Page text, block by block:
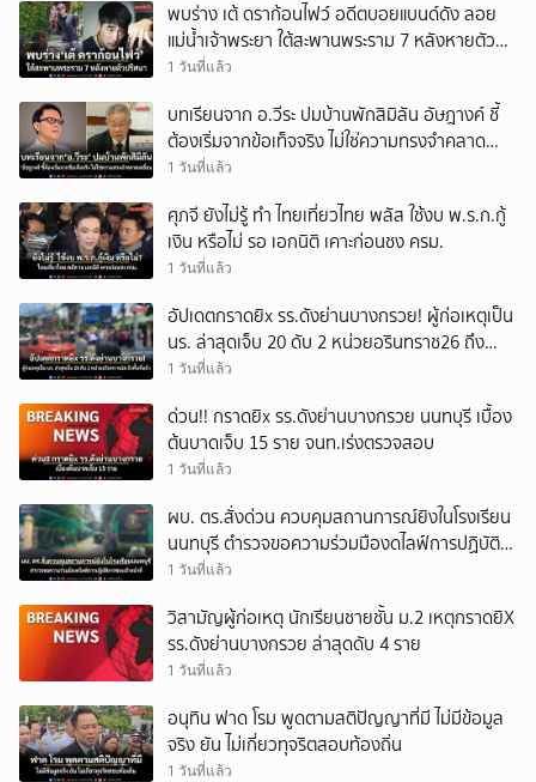
พบร่าง เต้ ดราก้อนไฟว์ อดีตบอยแบนด์ดัง ลอย
แม่น้ำเจ้าพระยา ใต้สะพานพระราม 7 หลังหายตัว
ปริศนา
1 วันที่แล้ว
บทเรียนจาก อ.วีระ ปมบ้านพักสิมิลัน อัษฎางค์ ชี้
ต้องเริ่มจากข้อเท็จจริง ไม่ใช่ความทรงจำคลาด
เคลื่อน
1 วันที่แล้ว
ศุภจี ยังไม่รู้ ทำ ไทยเที่ยวไทย พลัส ใช้งบ พ.ร.ก.กู้
เงิน หรือไม่ รอ เอกนิติ เคาะก่อนชง ครม.
1 วันที่แล้ว
อัปเดตกราดยิx รร.ดังย่านบางกรวย! ผู้ก่อเหตุเป็น
นร. ล่าสุดเจ็บ 20 ดับ 2 หน่วยอรินทราช26 ถึง
พื้นที่แล้ว
1 วันที่แล้ว
ด่วน!! กราดยิx รร.ดังย่านบางกรวย นนทบุรี เบื้อง
ต้นบาดเจ็บ 15 ราย จนท.เร่งตรวจสอบ
1 วันที่แล้ว
ผบ. ตร.สั่งด่วน ควบคุมสถานการณ์ยิงในโรงเรียน
นนทบุรี ตำรวจขอความร่วมมืองดไลฟ์การปฏิบัติ
การของเจ้าหน้าที่
1 วันที่แล้ว
วิสามัญผู้ก่อเหตุ นักเรียนชายชั้น ม.2 เหตุกราดยิX
รร.ดังย่านบางกรวย ล่าสุดดับ 4 ราย
1 วันที่แล้ว
อนุทิน ฟาด โรม พูดตามสติปัญญาที่มี ไม่มีข้อมูล
จริง ยัน ไม่เกี่ยวทุจริตสอบท้องถิ่น
1 วันที่แล้ว